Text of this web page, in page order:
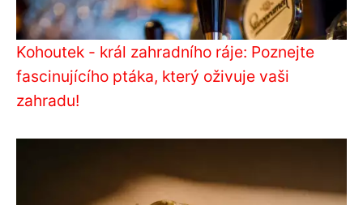
Kohoutek - král zahradního ráje: Poznejte
fascinujícího ptáka, který oživuje vaši
zahradu!